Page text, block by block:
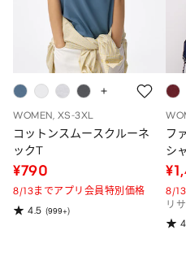
WOMEN, XS-3XL
コットンスムースクルーネ
ックT
¥790
8/13までアプリ会員特別価格
4.5 (999+)
フ
シ
8/
リ